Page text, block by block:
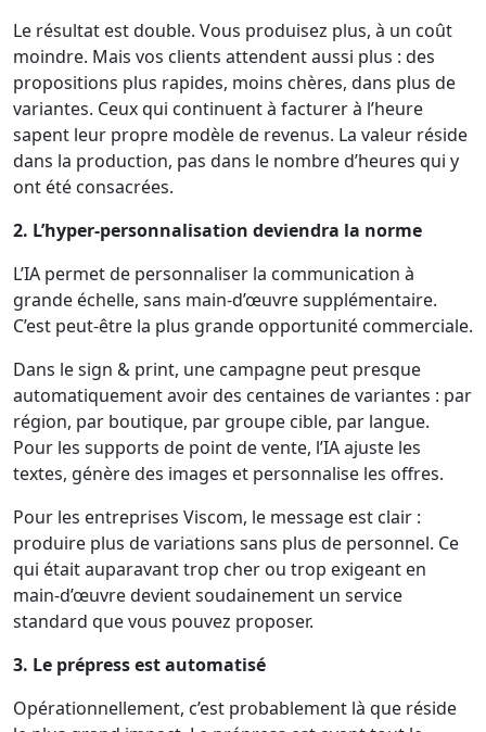
Le résultat est double. Vous produisez plus, à un coût
moindre. Mais vos clients attendent aussi plus : des
propositions plus rapides, moins chères, dans plus de
variantes. Ceux qui continuent à facturer à l’heure
sapent leur propre modèle de revenus. La valeur réside
dans la production, pas dans le nombre d’heures qui y
ont été consacrées.
2. L’hyper-personnalisation deviendra la norme
L’IA permet de personnaliser la communication à
grande échelle, sans main-d’œuvre supplémentaire.
C’est peut-être la plus grande opportunité commerciale.
Dans le sign & print, une campagne peut presque
automatiquement avoir des centaines de variantes : par
région, par boutique, par groupe cible, par langue.
Pour les supports de point de vente, l’IA ajuste les
textes, génère des images et personnalise les offres.
Pour les entreprises Viscom, le message est clair :
produire plus de variations sans plus de personnel. Ce
qui était auparavant trop cher ou trop exigeant en
main-d’œuvre devient soudainement un service
standard que vous pouvez proposer.
3. Le prépress est automatisé
Opérationnellement, c’est probablement là que réside